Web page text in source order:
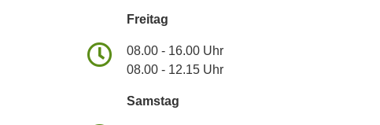
Freitag
08.00 - 16.00 Uhr
08.00 - 12.15 Uhr
Samstag